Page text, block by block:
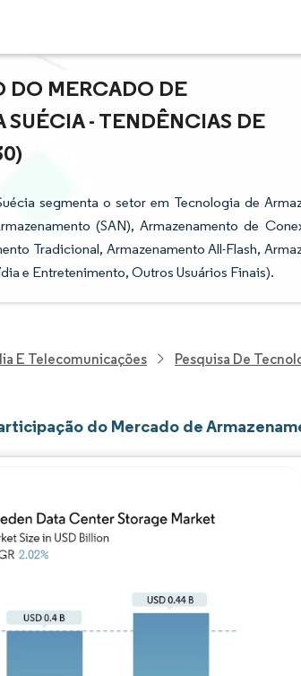
DO MERCADO DE
- TENDÊNCIAS DE
segmenta o setor em Tecnologia de
(SAN), Armazenamento de
Tradicional, Armazenamento All-Flash,
e Entretenimento, Outros Usuários Finais).
E Telecomunicações Pesquisa De
do Mercado de